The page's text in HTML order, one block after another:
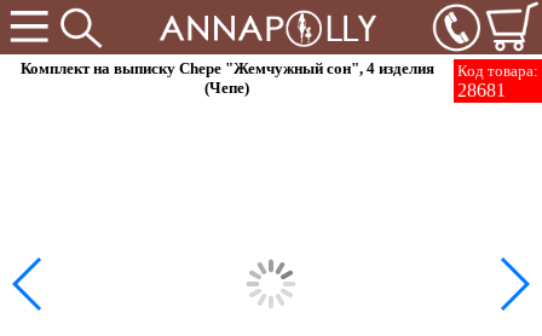
Код товара:
28681
Комплект на выписку Chepe "Жемчужный сон", 4 изделия
(Чепе)